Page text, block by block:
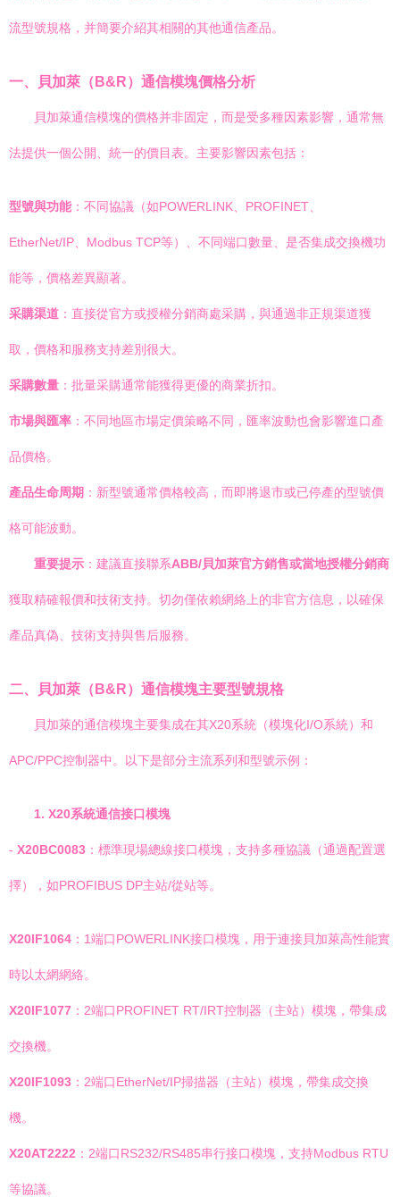
流型號規格，并簡要介紹其相關的其他通信產品。
一、貝加萊（B&R）通信模塊價格分析
貝加萊通信模塊的價格并非固定，而是受多種因素影響，通常無
法提供一個公開、統一的價目表。主要影響因素包括：
型號與功能：不同協議（如POWERLINK、PROFINET、
EtherNet/IP、Modbus TCP等）、不同端口數量、是否集成交換機功
能等，價格差異顯著。
采購渠道 ：直接從官方或授權分銷商處采購，與通過非正規渠道獲
取，價格和服務支持差別很大。
采購數量 ：批量采購通常能獲得更優的商業折扣。
市場與匯率 ：不同地區市場定價策略不同，匯率波動也會影響進口產
品價格。
產品生命周期 ：新型號通常價格較高，而即將退市或已停產的型號價
格可能波動。
重要提示 ：建議直接聯系ABB/貝加萊官方銷售或當地授權分銷商
獲取精確報價和技術支持。切勿僅依賴網絡上的非官方信息，以確保
產品真偽、技術支持與售后服務。
二、貝加萊（B&R）通信模塊主要型號規格
貝加萊的通信模塊主要集成在其X20系統（模塊化I/O系統）和
APC/PPC控制器中。以下是部分主流系列和型號示例：
1. X20系統通信接口模塊
- X20BC0083 ：標準現場總線接口模塊，支持多種協議（通過配置選
擇），如PROFIBUS DP主站/從站等。
X20IF1064 ：1端口POWERLINK接口模塊，用于連接貝加萊高性能實
時以太網網絡。
X20IF1077 ：2端口PROFINET RT/IRT控制器（主站）模塊，帶集成
交換機。
X20IF1093 ：2端口EtherNet/IP掃描器（主站）模塊，帶集成交換
機。
X20AT2222 ：2端口RS232/RS485串行接口模塊，支持Modbus RTU
等協議。